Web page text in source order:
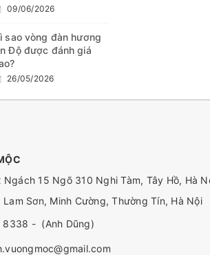
09/06/2026
sao vòng đàn hương
Độ được đánh giá
26/05/2026
Ngách 15 Ngõ 310 Nghi Tàm, Tây Hồ, Hà
Lam Sơn, Minh Cường, Thường Tín, Hà Nội
8338 - (Anh Dũng)